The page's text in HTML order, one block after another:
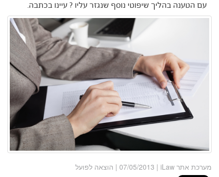
עם הטענה בהליך שיפוטי נוסף שנגזר עליו ? עיינו בכתבה.
מערכת אתר iLaw | 07/05/2013 | הוצאה לפועל